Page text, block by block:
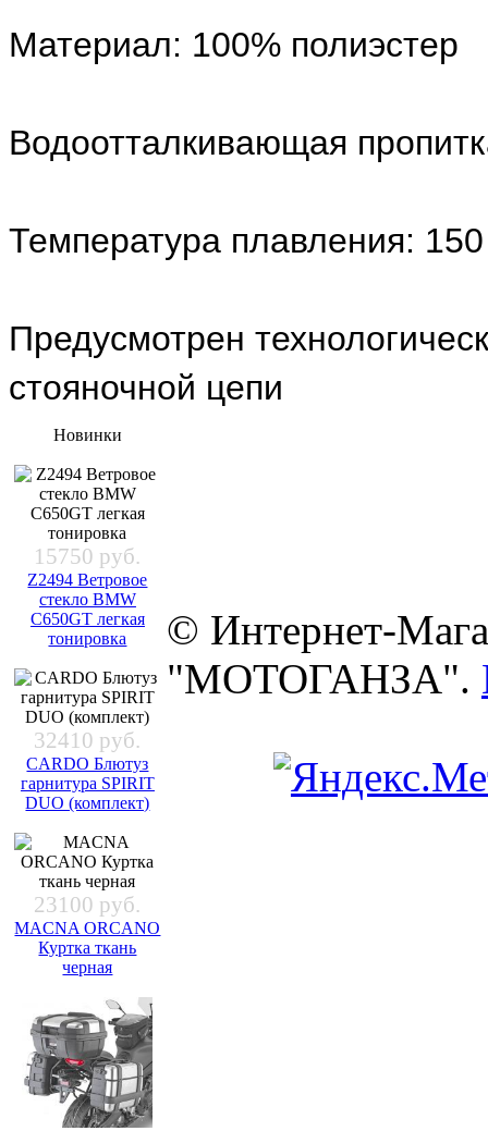
Материал: 100% полиэстер
Водоотталкивающая
Температура плавления: 150
Предусмотрен
стояночной цепи
Новинки
15750 руб.
Z2494 Ветровое
стекло BMW
C650GT легкая
тонировка
32410 руб.
CARDO Блютуз
гарнитура SPIRIT
DUO (комплект)
23100 руб.
MACNA ORCANO
Куртка ткань
черная
© Интернет-
"МОТОГАНЗА".